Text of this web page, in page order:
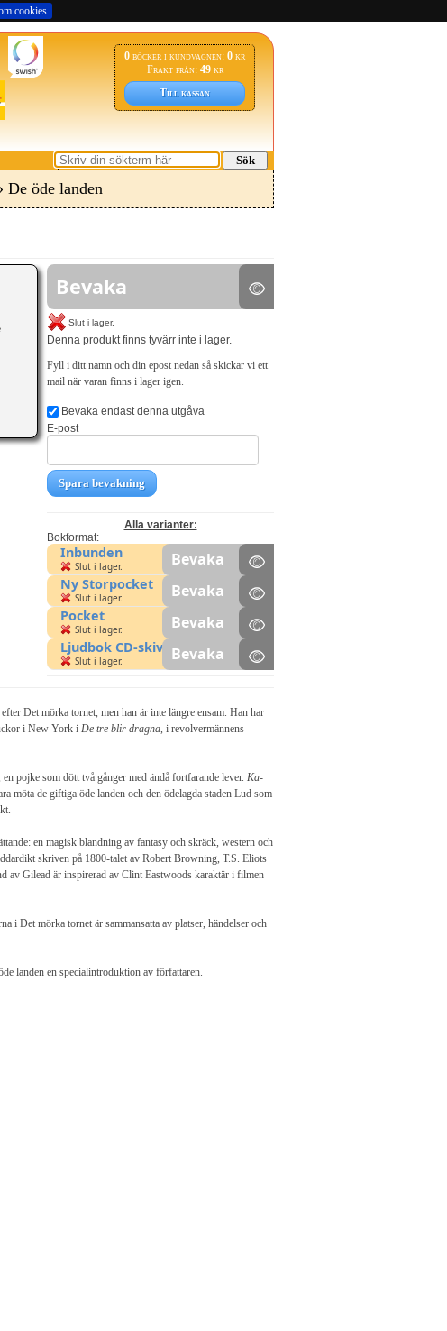
cookies
0 böcker i kundvagnen:0kr
Frakt från: 49kr
Till kassan
Sök
De öde landen
Bevaka
Slut i lager.
Denna produkt finns tyvärr inte i lager.
Fyll i ditt namn och din epost nedan så skickar vi ett
mail när varan finns i lager igen.
Bevaka endast denna utgåva
E-post
Spara bevakning
Alla varianter:
Bokformat:
Inbunden
Slut i lager. Bevaka
Ny Storpocket
Slut i lager. Bevaka
Pocket
Slut i lager. Bevaka
Ljudbok CD-skiva
Slut i lager. Bevaka
Det mörka tornet, men han är inte längre ensam. Han har
i New York i De tre blir dragna, i revolvermännens
pojke som dött två gånger med ändå fortfarande lever. Ka-
möta de giftiga öde landen och den ödelagda staden Lud som
en magisk blandning av fantasy och skräck, western och
skriven på 1800-talet av Robert Browning, T.S. Eliots
av Gilead är inspirerad av Clint Eastwoods karaktär i filmen
i Det mörka tornet är sammansatta av platser, händelser och
landen en specialintroduktion av författaren.